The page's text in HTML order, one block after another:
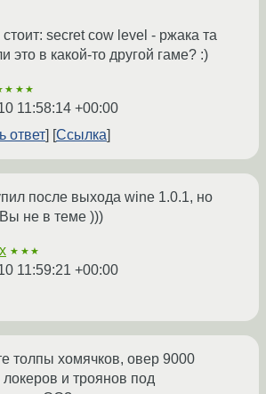
secret cow level - ржака та
это в какой-то другой гаме? :)
11:58:14 +00:00
ответ
Ссылка
после выхода wine 1.0.1, но
не в теме )))
★★★
11:59:21 +00:00
толпы хомячков, овер 9000
локеров и троянов под